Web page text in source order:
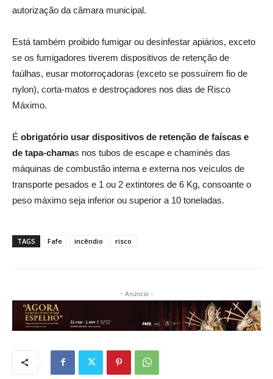
autorização da câmara municipal.
Está também proibido fumigar ou desinfestar apiários, exceto
se os fumigadores tiverem dispositivos de retenção de
faúlhas, eusar motorroçadoras (exceto se possuírem fio de
nylon), corta-matos e destroçadores nos dias de Risco
Máximo.
É obrigatório usar dispositivos de retenção de faíscas e
de tapa-chamas nos tubos de escape e chaminés das
máquinas de combustão interna e externa nos veículos de
transporte pesados e 1 ou 2 extintores de 6 Kg, consoante o
peso máximo seja inferior ou superior a 10 toneladas.
TAGS Fafe incêndio risco
- Anúncio -